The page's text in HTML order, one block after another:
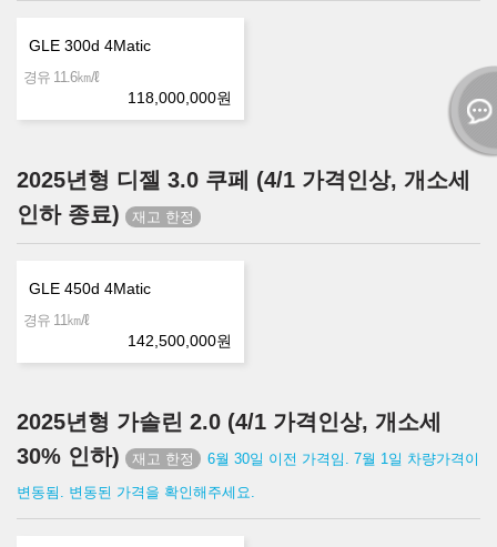
GLE 300d 4Matic
경유 11.6㎞/ℓ
118,000,000원
2025년형 디젤 3.0 쿠페 (4/1 가격인상, 개소세
인하 종료)
GLE 450d 4Matic
경유 11㎞/ℓ
142,500,000원
2025년형 가솔린 2.0 (4/1 가격인상, 개소세
30% 인하)
6월 30일 이전 가격임. 7월 1일 차량가격이
변동됨. 변동된 가격을 확인해주세요.